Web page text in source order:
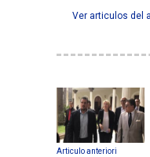
Ver articulos del
Articulo anteriori